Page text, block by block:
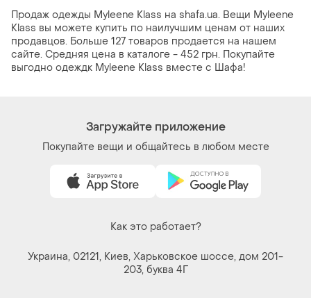
Продаж одежды Myleene Klass на shafa.ua. Вещи Myleene
Klass вы можете купить по наилучшим ценам от наших
продавцов. Больше 127 товаров продается на нашем
сайте. Средняя цена в каталоге - 452 грн. Покупайте
выгодно одеждк Myleene Klass вместе с Шафа!
Загружайте приложение
Покупайте вещи и общайтесь в любом месте
Как это работает?
Украина, 02121, Киев, Харьковское шоссе, дом 201-
203, буква 4Г